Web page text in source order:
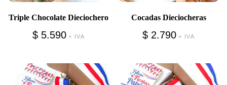
Triple Chocolate Dieciochero
$ 5.590 + IVA
Cocadas Dieciocheras
$ 2.790 + IVA